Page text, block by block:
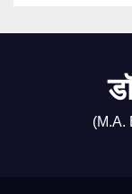
(M.A.